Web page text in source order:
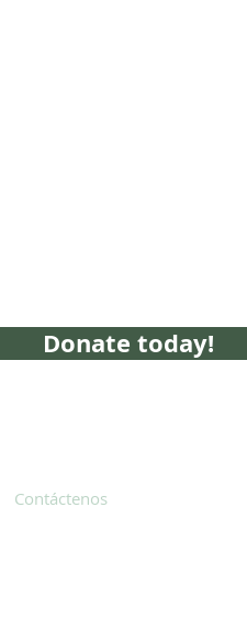
Donate today!
Contáctenos